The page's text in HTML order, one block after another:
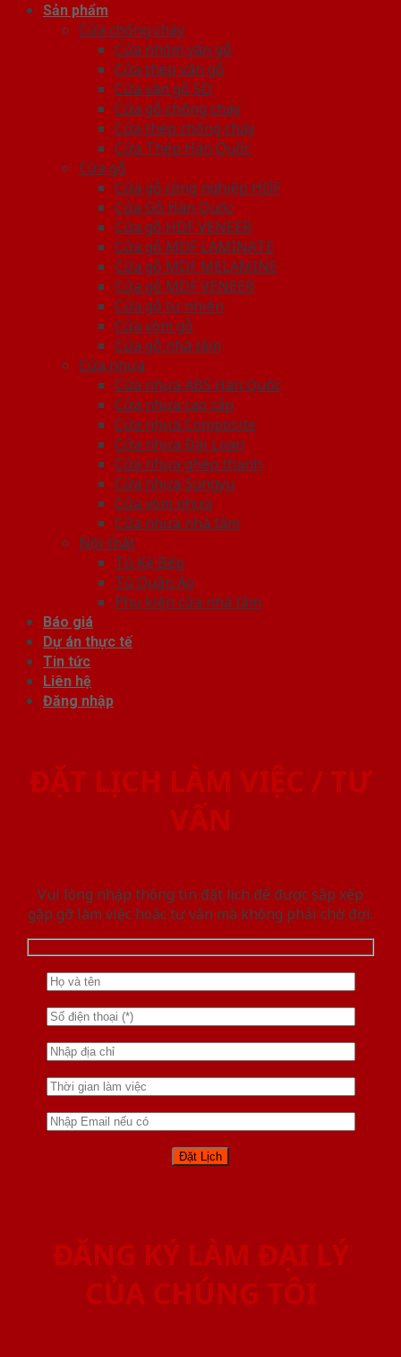
Sản phẩm
Cửa chống cháy
Cửa nhôm vân gỗ
Cửa thép vân gỗ
Cửa vân gỗ 5D
Cửa gỗ chống cháy
Cửa thép chống cháy
Cửa Thép Hàn Quốc
Cửa gỗ
Cửa gỗ công nghiệp HDF
Cửa Gỗ Hàn Quốc
Cửa gỗ HDF VENEER
Cửa gỗ MDF LAMINATE
Cửa gỗ MDF MELAMINE
Cửa gỗ MDF VENEER
Cửa gỗ tự nhiên
Cửa vòm gỗ
Cửa gỗ nhà tắm
Cửa nhựa
Cửa nhựa ABS Hàn Quốc
Cửa nhựa cao cấp
Cửa nhựa Composite
Cửa nhựa Đài Loan
Cửa nhựa ghép thanh
Cửa nhựa Sungyu
Cửa vòm nhựa
Cửa nhựa nhà tắm
Nội thất
Tủ Kệ Bếp
Tủ Quần Áo
Phụ kiện cửa nhà tắm
Báo giá
Dự án thực tế
Tin tức
Liên hệ
Đăng nhập
ĐẶT LỊCH LÀM VIỆC / TƯ
VẤN
Vui lòng nhập thông tin đặt lịch để được sắp xếp
gặp gỡ làm việc hoăc tư vấn mà không phải chờ đợi.
ĐĂNG KÝ LÀM ĐẠI LÝ
CỦA CHÚNG TÔI